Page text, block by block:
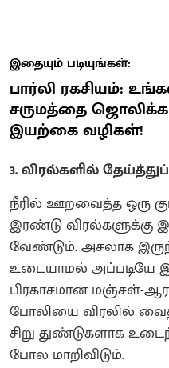
இதையும் படியுங்கள்:
பார்லி ரகசியம்:
சருமத்தை
இயற்கை வழிகள்!
3. விரல்களில்
நீரில் ஊறவைத்த ஒரு
இரண்டு
வேண்டும். அசலாக
உடையாமல் அப்படியே
பிரகாசமான மஞ்சள்-
போலியை விரலில்
சிறு துண்டுகளாக
போல மாறிவிடும்.